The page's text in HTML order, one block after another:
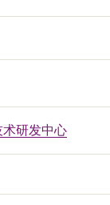
研发中心